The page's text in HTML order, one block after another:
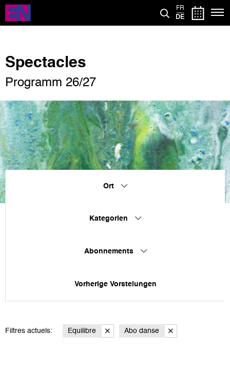
Direkt
zum
Inhalt
FR
DE
Spectacles
Programm 26/27
Ort
Kategorien
Abonnements
Vorherige Vorstelungen
Filtres actuels: Equilibre Abo danse